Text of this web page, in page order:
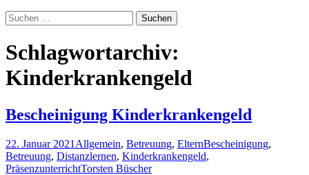
Suchen
nach:
Schlagwortarchiv:
Kinderkrankengeld
Bescheinigung Kinderkrankengeld
22. Januar 2021 Allgemein, Betreuung, ElternBescheinigung,
Betreuung, Distanzlernen, Kinderkrankengeld,
PräsenzunterrichtTorsten Büscher